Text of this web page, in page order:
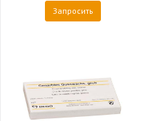
Запросить